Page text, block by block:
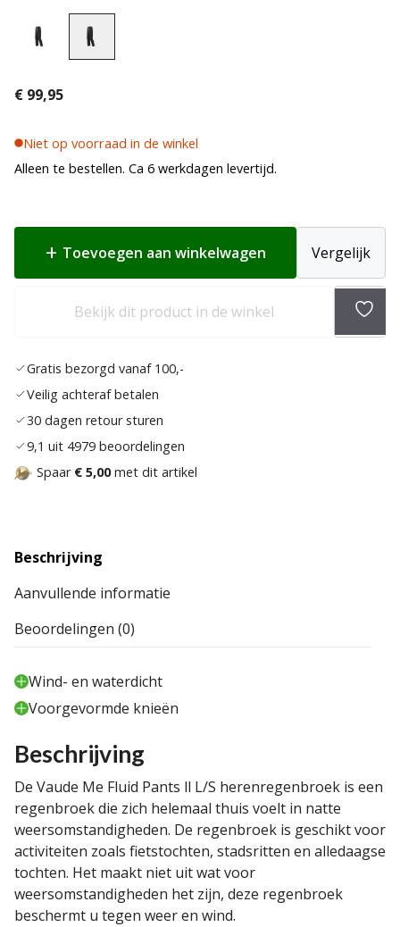
€ 99,95
Niet op voorraad in de winkel
Alleen te bestellen. Ca 6 werkdagen levertijd.
Toevoegen aan winkelwagen Vergelijk
Bekijk dit product in de winkel
Gratis bezorgd vanaf 100,-
Veilig achteraf betalen
30 dagen retour sturen
9,1 uit 4979 beoordelingen
Spaar € 5,00met dit artikel
Beschrijving
Aanvullende informatie
Beoordelingen (0)
Wind- en waterdicht
Voorgevormde knieën
Beschrijving
De Vaude Me Fluid Pants ll L/S herenregenbroek is een
regenbroek die zich helemaal thuis voelt in natte
weersomstandigheden. De regenbroek is geschikt voor
activiteiten zoals fietstochten, stadsritten en alledaagse
tochten. Het maakt niet uit wat voor
weersomstandigheden het zijn, deze regenbroek
beschermt u tegen weer en wind.